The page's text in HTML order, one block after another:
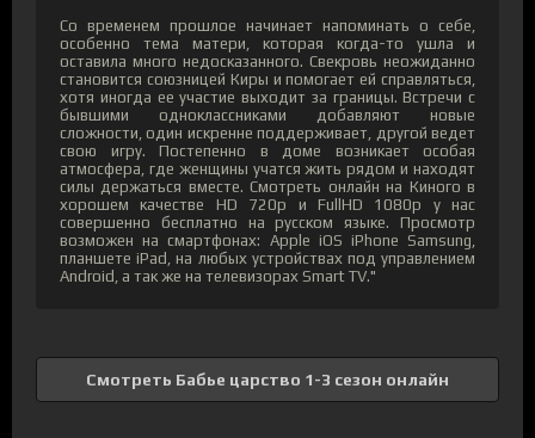
Со временем прошлое начинает напоминать о себе,
особенно тема матери, которая когда-то ушла и
оставила много недосказанного. Свекровь неожиданно
становится союзницей Киры и помогает ей справляться,
хотя иногда ее участие выходит за границы. Встречи с
бывшими одноклассниками добавляют новые
сложности, один искренне поддерживает, другой ведет
свою игру. Постепенно в доме возникает особая
атмосфера, где женщины учатся жить рядом и находят
силы держаться вместе. Смотреть онлайн на Киного в
хорошем качестве HD 720p и FullHD 1080p у нас
совершенно бесплатно на русском языке. Просмотр
возможен на смартфонах: Apple iOS iPhone Samsung,
планшете iPad, на любых устройствах под управлением
Android, а так же на телевизорах Smart TV."
Смотреть Бабье царство 1-3 сезон онлайн